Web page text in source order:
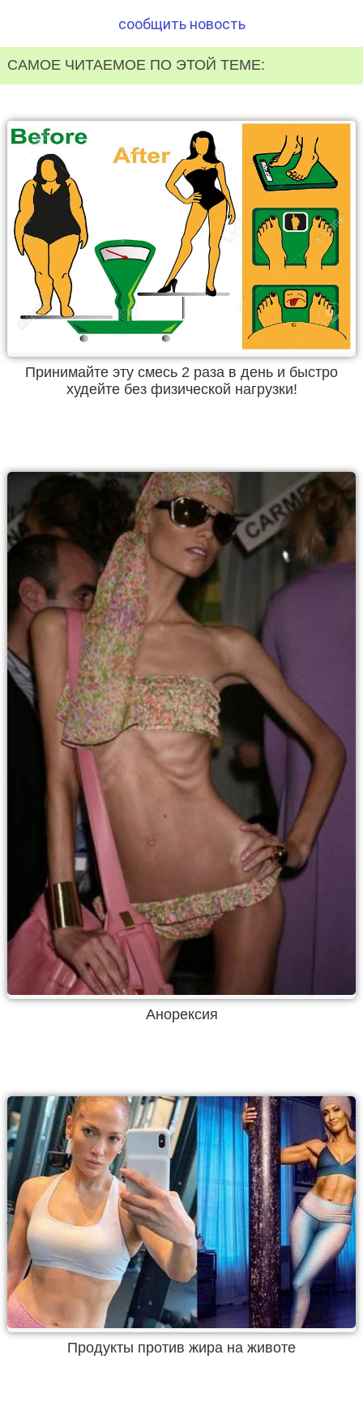
сообщить новость
САМОЕ ЧИТАЕМОЕ ПО ЭТОЙ ТЕМЕ:
Принимайте эту смесь 2 раза в день и быстро
худейте без физической нагрузки!
Анорексия
Продукты против жира на животе